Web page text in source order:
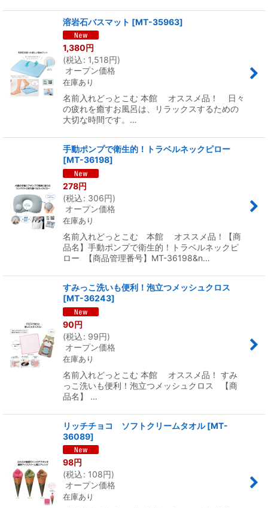
溶岩石バスマット [MT-35963]
1,380円
(税込: 1,518円)
オープン価格
在庫あり
名前入れどっとこむ 本館 オススメ品！ 日々
の疲れを癒すお風呂は、リラックスするための
大切な時間です。…
手動ポンプで衛生的！トラベルネックピロー
[MT-36198]
278円
(税込: 306円)
オープン価格
在庫あり
名前入れどっとこむ 本館 オススメ品！【商
品名】手動ポンプで衛生的！トラベルネックピ
ロー 【商品管理番号】MT-36198&n…
すみっこ洗いも便利！泡立つメッシュクロス
[MT-36243]
90円
(税込: 99円)
オープン価格
在庫あり
名前入れどっとこむ 本館 オススメ品！ すみ
っこ洗いも便利！泡立つメッシュクロス 【商
品名】 …
リッチチョコ ソフトクリームタオル [MT-
36089]
98円
(税込: 108円)
オープン価格
在庫あり